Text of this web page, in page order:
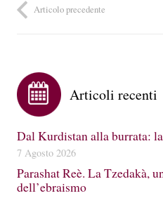
Articolo precedente
Articoli recenti
Dal Kurdistan alla burrata:
7 Agosto 2026
Parashat Reè. La Tzedakà,
dell’ebraismo